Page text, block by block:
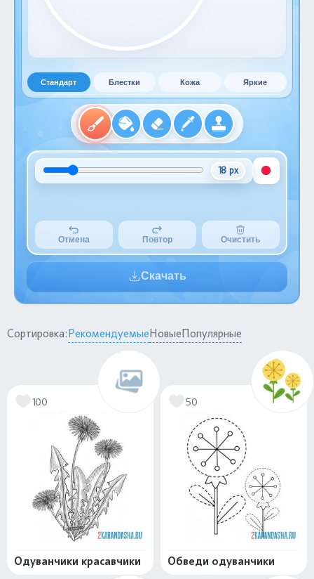
Стандарт Блестки Кожа Яркие
18 px
Отмена Повтор Очистить
Скачать
Сортировка:РекомендуемыеНовыеПопулярные
100
Одуванчики красавчики
50
Обведи одуванчики